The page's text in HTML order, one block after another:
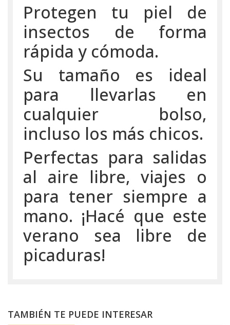
Protegen tu piel de
insectos de forma
rápida y cómoda.
Su tamaño es ideal
para llevarlas en
cualquier bolso,
incluso los más chicos.
Perfectas para salidas
al aire libre, viajes o
para tener siempre a
mano. ¡Hacé que este
verano sea libre de
picaduras!
TAMBIÉN TE PUEDE INTERESAR